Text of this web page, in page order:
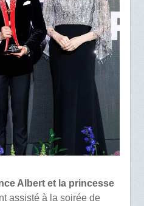
Albert et la princesse
assisté à la soirée de